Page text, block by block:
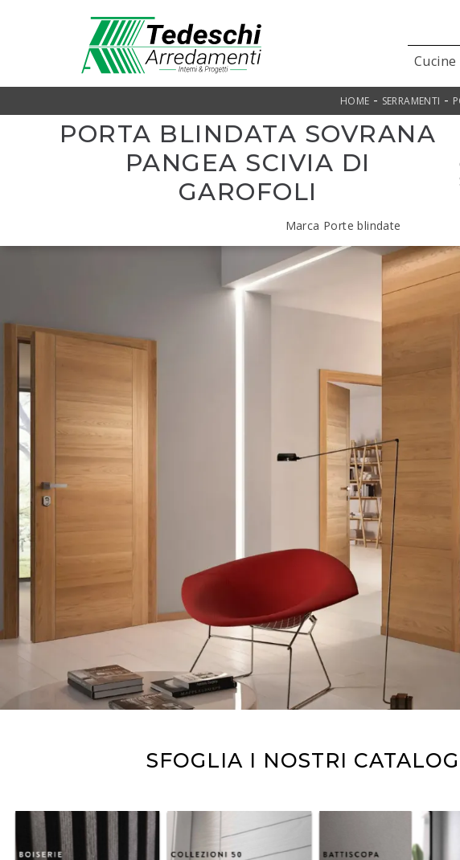
Cucine
HOME - SERRAMENTI -
PORTA BLINDATA SOVRANA
PANGEA SCIVIA DI
GAROFOLI
Marca Porte blindate
SFOGLIA I NOSTRI